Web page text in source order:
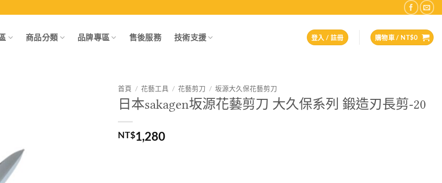
商品分類 品牌專區 售後服務 技術支援 登入 / 註冊 購物車 / NT$0
首頁 / 花藝工具 / 花藝剪刀 / 坂源大久保花藝剪刀
日本sakagen坂源花藝剪刀 大久保系列 鍛造刃長剪-20
NT$1,280